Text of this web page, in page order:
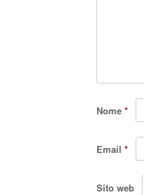
Nome *
Email *
Sito web